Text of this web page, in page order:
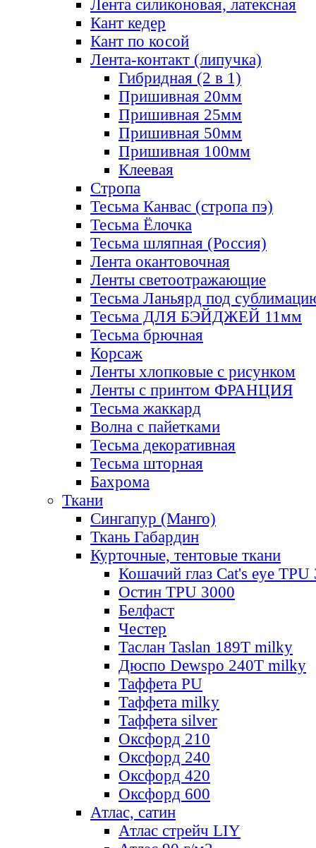
Лента силиконовая, латексная
Кант кедер
Кант по косой
Лента-контакт (липучка)
Гибридная (2 в 1)
Пришивная 20мм
Пришивная 25мм
Пришивная 50мм
Пришивная 100мм
Клеевая
Стропа
Тесьма Канвас (стропа пэ)
Тесьма Ёлочка
Тесьма шляпная (Россия)
Лента окантовочная
Ленты светоотражающие
Тесьма Ланьярд под
Тесьма ДЛЯ БЭЙДЖЕЙ 11мм
Тесьма брючная
Корсаж
Ленты хлопковые с рисунком
Ленты с принтом ФРАНЦИЯ
Тесьма жаккард
Волна с пайетками
Тесьма декоративная
Тесьма шторная
Бахрома
Ткани
Сингапур (Манго)
Ткань Габардин
Курточные, тентовые ткани
Кошачий глаз Cat's eye TPU
Остин TPU 3000
Белфаст
Честер
Таслан Taslan 189T milky
Дюспо Dewspo 240T milky
Таффета PU
Таффета milky
Таффета silver
Оксфорд 210
Оксфорд 240
Оксфорд 420
Оксфорд 600
Атлас, сатин
Атлас стрейч LIY